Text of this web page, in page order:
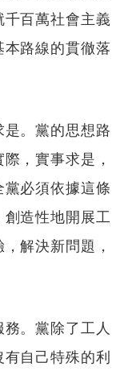
百萬社會主義
路線的貫徹落
。黨的思想路
，實事求是，
必須依據這條
造性地開展工
解決新問題，
。黨除了工人
自己特殊的利